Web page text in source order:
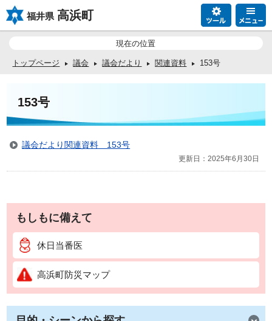
福井県 高浜町
現在の位置
トップページ 議会 議会だより 関連資料 153号
153号
議会だより関連資料 153号
更新日：2025年6月30日
もしもに備えて
休日当番医
高浜町防災マップ